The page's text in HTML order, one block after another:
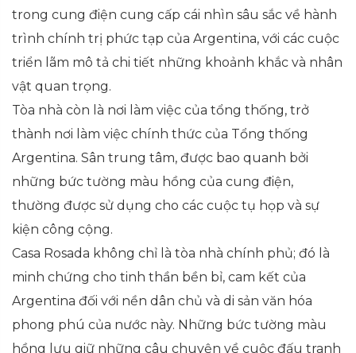
trong cung điện cung cấp cái nhìn sâu sắc về hành
trình chính trị phức tạp của Argentina, với các cuộc
triển lãm mô tả chi tiết những khoảnh khắc và nhân
vật quan trọng.
Tòa nhà còn là nơi làm việc của tổng thống, trở
thành nơi làm việc chính thức của Tổng thống
Argentina. Sân trung tâm, được bao quanh bởi
những bức tường màu hồng của cung điện,
thường được sử dụng cho các cuộc tụ họp và sự
kiện công cộng.
Casa Rosada không chỉ là tòa nhà chính phủ; đó là
minh chứng cho tinh thần bền bỉ, cam kết của
Argentina đối với nền dân chủ và di sản văn hóa
phong phú của nước này. Những bức tường màu
hồng lưu giữ những câu chuyện về cuộc đấu tranh